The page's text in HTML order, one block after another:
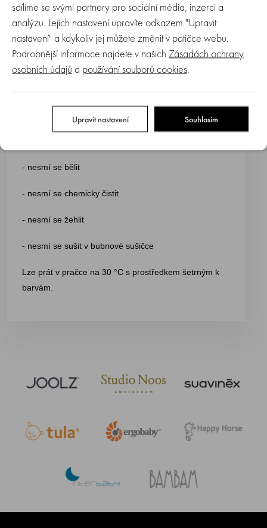
- balení: 1 ks
- věk: od narození
jsou vhodné pro děti od narození.
- nesmí se bělit
- nesmí se chemicky čistit
- nesmí se žehlit
- nesmí se sušit v bubnové sušičce
Lze prát v pračce na 30 °C s prostředkem šetrným k
barvám.
sdílíme se svými partnery pro sociální média, inzerci a
analýzu. Jejich nastavení upravíte odkazem "Upravit
nastavení" a kdykoliv jej můžete změnit v patičce webu.
Podrobnější informace najdete v našich Zásadách ochrany
osobních údajů a používání souborů cookies.
Upravit nastavení Souhlasím